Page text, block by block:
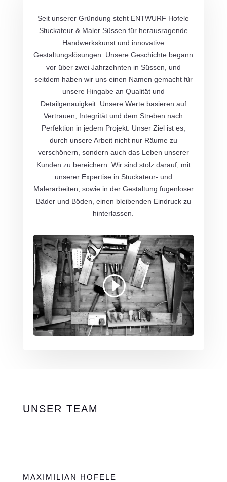
Seit unserer Gründung steht ENTWURF Hofele
Stuckateur & Maler Süssen für herausragende
Handwerkskunst und innovative
Gestaltungslösungen. Unsere Geschichte begann
vor über zwei Jahrzehnten in Süssen, und
seitdem haben wir uns einen Namen gemacht für
unsere Hingabe an Qualität und
Detailgenauigkeit. Unsere Werte basieren auf
Vertrauen, Integrität und dem Streben nach
Perfektion in jedem Projekt. Unser Ziel ist es,
durch unsere Arbeit nicht nur Räume zu
verschönern, sondern auch das Leben unserer
Kunden zu bereichern. Wir sind stolz darauf, mit
unserer Expertise in Stuckateur- und
Malerarbeiten, sowie in der Gestaltung fugenloser
Bäder und Böden, einen bleibenden Eindruck zu
hinterlassen.
Mit dem Laden des Videos akzeptieren Sie
die Datenschutzerklärung von YouTube.
Mehr erfahren
Video laden
YouTube immer entsperren
UNSER TEAM
MAXIMILIAN HOFELE